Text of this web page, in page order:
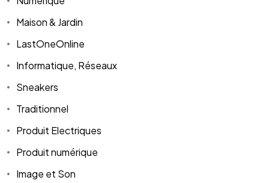
Maison & Jardin
LastOneOnline
Informatique, Réseaux
Sneakers
Traditionnel
Produit Electriques
Produit numérique
Image et Son